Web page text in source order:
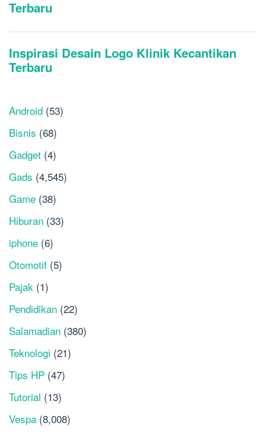
Android (53)
Bisnis (68)
Gadget (4)
Gads (4,545)
Game (38)
Hiburan (33)
iphone (6)
Otomotif (5)
Pajak (1)
Pendidikan (22)
Salamadian (380)
Teknologi (21)
Tips HP (47)
Tutorial (13)
Vespa (8,008)